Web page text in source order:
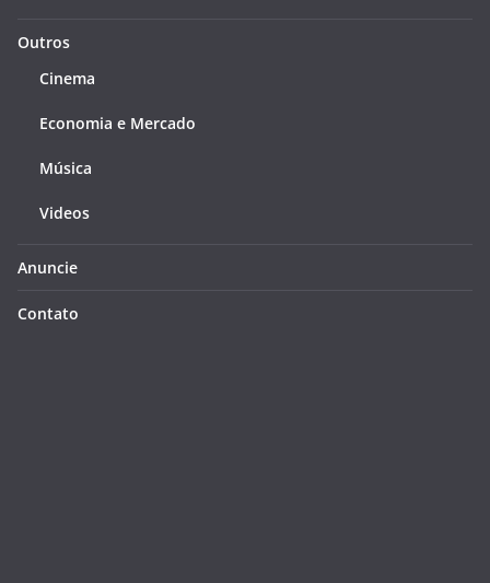
Outros
Cinema
Economia e Mercado
Música
Videos
Anuncie
Contato